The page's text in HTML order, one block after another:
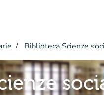
Biblioteca Scienze